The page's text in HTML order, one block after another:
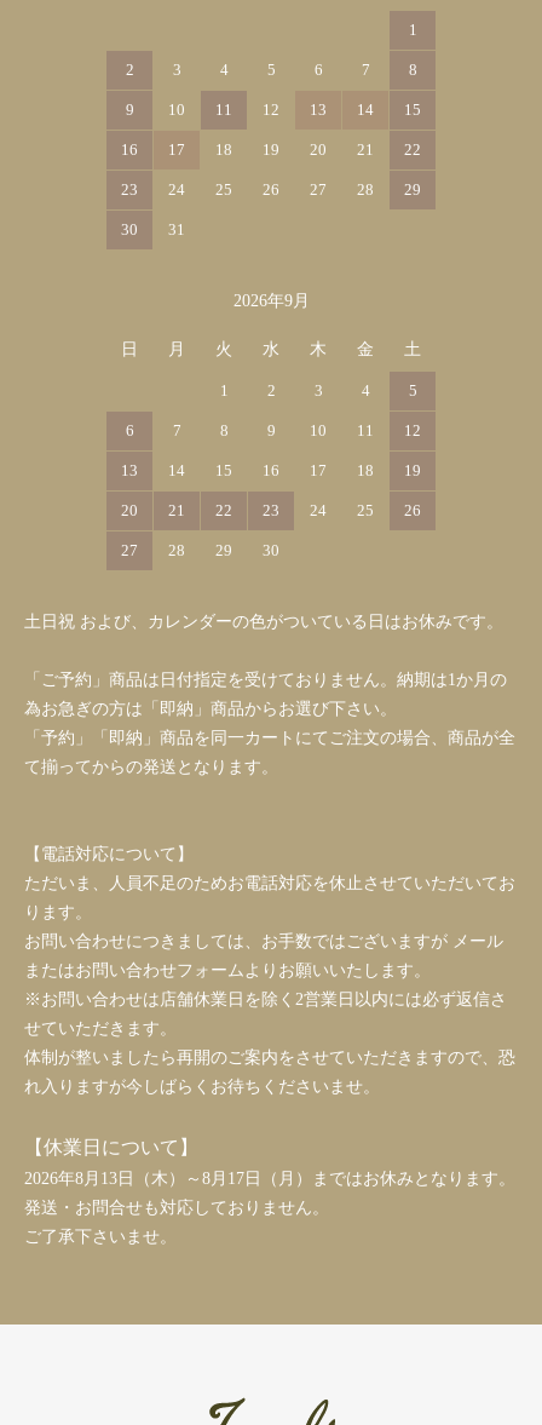
1
2 3 4 5 6 7 8
9 10 11 12 13 14 15
16 17 18 19 20 21 22
23 24 25 26 27 28 29
30 31
2026年9月
日 月 火 水 木 金 土
1 2 3 4 5
6 7 8 9 10 11 12
13 14 15 16 17 18 19
20 21 22 23 24 25 26
27 28 29 30
土日祝 および、カレンダーの色がついている日はお休みです。
「ご予約」商品は日付指定を受けておりません。納期は1か月の
為お急ぎの方は「即納」商品からお選び下さい。
「予約」「即納」商品を同一カートにてご注文の場合、商品が全
て揃ってからの発送となります。
【電話対応について】
ただいま、人員不足のためお電話対応を休止させていただいてお
ります。
お問い合わせにつきましては、お手数ではございますが メール
またはお問い合わせフォームよりお願いいたします。
※お問い合わせは店舗休業日を除く2営業日以内には必ず返信さ
せていただきます。
体制が整いましたら再開のご案内をさせていただきますので、恐
れ入りますが今しばらくお待ちくださいませ。
【休業日について】
2026年8月13日（木）～8月17日（月）まではお休みとなります。
発送・お問合せも対応しておりません。
ご了承下さいませ。